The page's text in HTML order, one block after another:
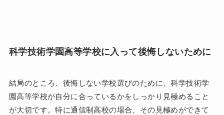
科学技術学園高等学校に入って後悔しないために
結局のところ、後悔しない学校選びのために、科学技術学
園高等学校が自分に合っているかをしっかり見極めること
が大切です。特に通信制高校の場合、その見極めができて